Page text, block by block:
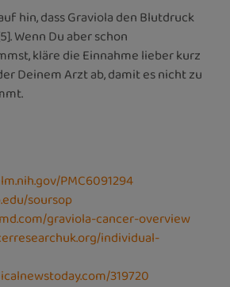
hin, dass Graviola den Blutdruck
Wenn Du aber schon
kläre die Einnahme lieber kurz
Deinem Arzt ab, damit es nicht zu
PMC6091294
soursop
graviola-cancer-overview
individual-
319720